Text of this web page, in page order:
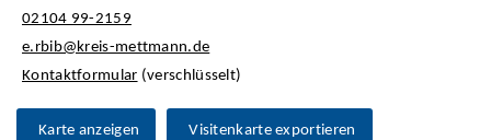
02104 99-2159
e.rbib@kreis-mettmann.de
Kontaktformular (verschlüsselt)
Karte anzeigen Visitenkarte exportieren